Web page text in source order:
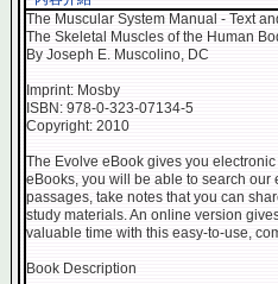
The Muscular System Manual - Text
The Skeletal Muscles of the Human
By Joseph E. Muscolino, DC
Imprint: Mosby
ISBN: 978-0-323-07134-5
Copyright: 2010
The Evolve eBook gives you
eBooks, you will be able to search
passages, take notes that you can
study materials. An online version
valuable time with this easy-to-use,
Book Description